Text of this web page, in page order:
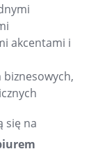
akcentami i
się na